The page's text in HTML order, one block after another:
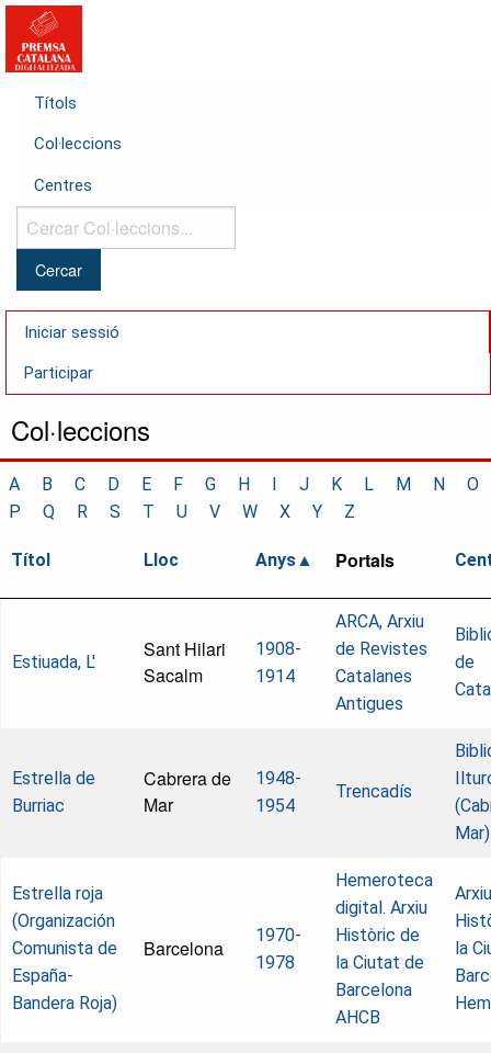
Títols
Col·leccions
Centres
Cercar
Col·leccions...
Iniciar sessió
Participar
Col·leccions
A B C D E F G H I J K L M N
O
P
Q R S T U V W X Y Z
Títol Lloc Anys Portals
Estiuada, L'
Sant Hilari
Sacalm
1908-
1914
ARCA, Arxiu
de Revistes
Catalanes
Antigues
de
Estrella de
Burriac
Cabrera de
Mar
1948-
1954
Trencadís
Mar)
Estrella roja
(Organización
Comunista de
España-
Bandera Roja)
Barcelona
1970-
1978
Hemeroteca
digital. Arxiu
Històric de
la Ciutat de
Barcelona
AHCB
Arxiu
la